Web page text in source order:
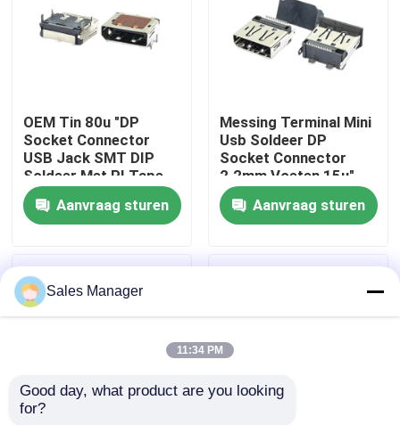
Contacten
DIP USB-connector
USB-aansluiting
DP-aansluiting
Micro HDMI-aansluiting
RJ45 vrouwelijke connectoraansluiting
OEM Tin 80u "DP
Socket Connector
USB Jack SMT DIP
Soldeer Met PI Tape
Aanvraag sturen
Messing Terminal Mini
Usb Soldeer DP
Socket Connector
2.2mm Voeten 15u"
Plating
Aanvraag sturen
Sales Manager
11:34 PM
Good day, what product are you looking
for?